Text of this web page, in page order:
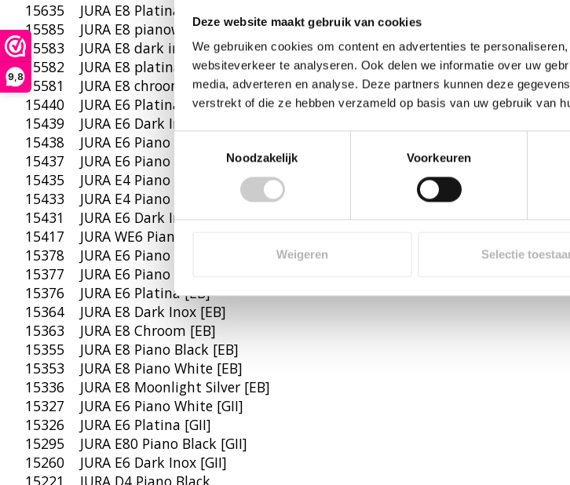
Deze website maakt gebruik van cookies
We gebruiken cookies om content en advertenties te
websiteverkeer te analyseren. Ook delen we informatie over uw
media, adverteren en analyse. Deze partners kunnen deze
verstrekt of die ze hebben verzameld op basis van uw gebruik van
Noodzakelijk
Voorkeuren
Weigeren Selectie
9,8
15635 JURA E8 Platina [EB]
15585 JURA E8 pianowhite [EC]
15583 JURA E8 dark inox [EC]
15582 JURA E8 platina [EC]
15581 JURA E8 chroom [EC]
15440 JURA E6 Platina [EC]
15439 JURA E6 Dark Inox [EC]
15438 JURA E6 Piano White [EC]
15437 JURA E6 Piano Black [EC]
15435 JURA E4 Piano Black [EA]
15433 JURA E4 Piano White [EA]
15431 JURA E6 Dark Inox [EB]
15417 JURA WE6 Piano Black [EA]
15378 JURA E6 Piano White [EB]
15377 JURA E6 Piano Black [EB]
15376 JURA E6 Platina [EB]
15364 JURA E8 Dark Inox [EB]
15363 JURA E8 Chroom [EB]
15355 JURA E8 Piano Black [EB]
15353 JURA E8 Piano White [EB]
15336 JURA E8 Moonlight Silver [EB]
15327 JURA E6 Piano White [GII]
15326 JURA E6 Platina [GII]
15295 JURA E80 Piano Black [GII]
15260 JURA E6 Dark Inox [GII]
15221 JURA D4 Piano Black